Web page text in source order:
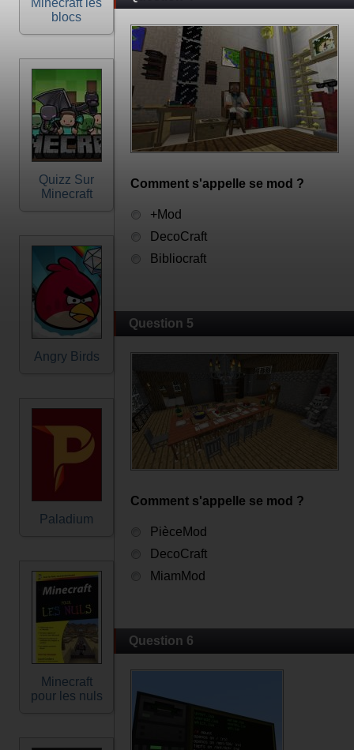
Minecraft les
blocs
Quizz Sur
Minecraft
Angry Birds
Paladium
Minecraft
pour les nuls
Comment s'appelle se mod ?
+Mod
DecoCraft
Bibliocraft
Question 5
Comment s'appelle se mod ?
PièceMod
DecoCraft
MiamMod
Question 6